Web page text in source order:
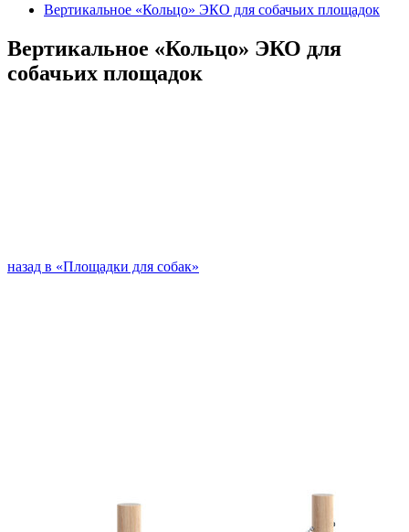
Вертикальное «Кольцо» ЭКО для собачьих площадок
Вертикальное «Кольцо» ЭКО для
собачьих площадок
назад в «Площадки для собак»